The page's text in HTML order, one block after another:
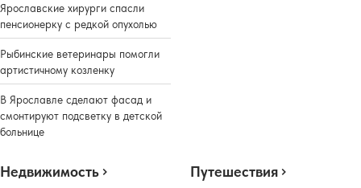
Ярославские хирурги спасли
пенсионерку с редкой опухолью
Рыбинские ветеринары помогли
артистичному козленку
В Ярославле сделают фасад и
смонтируют подсветку в детской
больнице
Недвижимость Путешествия